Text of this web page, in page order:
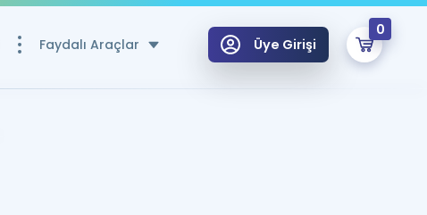
Faydalı Araçlar Üye Girişi
0